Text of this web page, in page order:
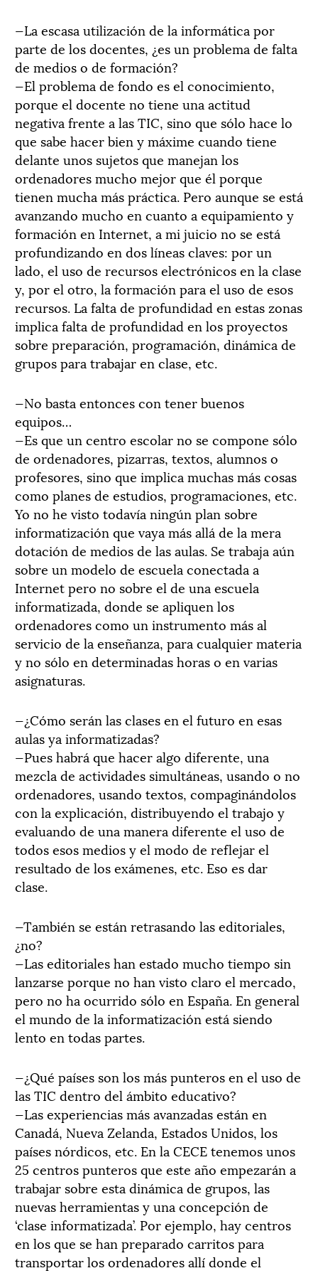
—La escasa utilización de la informática por
parte de los docentes, ¿es un problema de falta
de medios o de formación?
—El problema de fondo es el conocimiento,
porque el docente no tiene una actitud
negativa frente a las TIC, sino que sólo hace lo
que sabe hacer bien y máxime cuando tiene
delante unos sujetos que manejan los
ordenadores mucho mejor que él porque
tienen mucha más práctica. Pero aunque se está
avanzando mucho en cuanto a equipamiento y
formación en Internet, a mi juicio no se está
profundizando en dos líneas claves: por un
lado, el uso de recursos electrónicos en la clase
y, por el otro, la formación para el uso de esos
recursos. La falta de profundidad en estas zonas
implica falta de profundidad en los proyectos
sobre preparación, programación, dinámica de
grupos para trabajar en clase, etc.
—No basta entonces con tener buenos
equipos…
—Es que un centro escolar no se compone sólo
de ordenadores, pizarras, textos, alumnos o
profesores, sino que implica muchas más cosas
como planes de estudios, programaciones, etc.
Yo no he visto todavía ningún plan sobre
informatización que vaya más allá de la mera
dotación de medios de las aulas. Se trabaja aún
sobre un modelo de escuela conectada a
Internet pero no sobre el de una escuela
informatizada, donde se apliquen los
ordenadores como un instrumento más al
servicio de la enseñanza, para cualquier materia
y no sólo en determinadas horas o en varias
asignaturas.
—¿Cómo serán las clases en el futuro en esas
aulas ya informatizadas?
—Pues habrá que hacer algo diferente, una
mezcla de actividades simultáneas, usando o no
ordenadores, usando textos, compaginándolos
con la explicación, distribuyendo el trabajo y
evaluando de una manera diferente el uso de
todos esos medios y el modo de reflejar el
resultado de los exámenes, etc. Eso es dar
clase.
—También se están retrasando las editoriales,
¿no?
—Las editoriales han estado mucho tiempo sin
lanzarse porque no han visto claro el mercado,
pero no ha ocurrido sólo en España. En general
el mundo de la informatización está siendo
lento en todas partes.
—¿Qué países son los más punteros en el uso de
las TIC dentro del ámbito educativo?
—Las experiencias más avanzadas están en
Canadá, Nueva Zelanda, Estados Unidos, los
países nórdicos, etc. En la CECE tenemos unos
25 centros punteros que este año empezarán a
trabajar sobre esta dinámica de grupos, las
nuevas herramientas y una concepción de
‘clase informatizada’. Por ejemplo, hay centros
en los que se han preparado carritos para
transportar los ordenadores allí donde el